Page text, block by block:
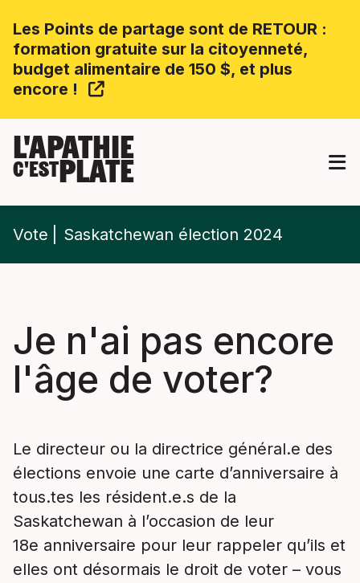
Les Points de partage sont de RETOUR :
formation gratuite sur la citoyenneté,
budget alimentaire de 150 $, et plus
encore !
L'APATHIE
C'ESTPLATE
Vote Saskatchewan élection 2024
Je n'ai pas encore
l'âge de voter?
Le directeur ou la directrice général.e des
élections envoie une carte d’anniversaire à
tous.tes les résident.e.s de la
Saskatchewan à l’occasion de leur
18e anniversaire pour leur rappeler qu’ils et
elles ont désormais le droit de voter – vous